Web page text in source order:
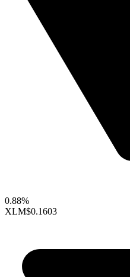
0.88%
XLM$0.1603